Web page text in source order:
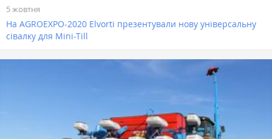
5 жовтня
На AGROEXPO-2020 Elvorti презентували нову універсальну
сівалку для Mini-Till